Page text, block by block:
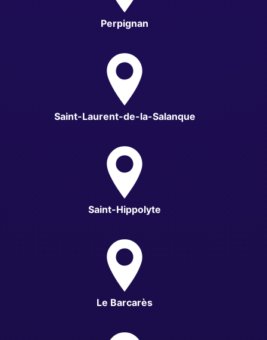
Perpignan
Saint-Laurent-de-la-Salanque
Saint-Hippolyte
Le Barcarès